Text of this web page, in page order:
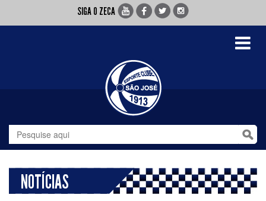
SIGA O ZECA
Toggle
NOTÍCIAS